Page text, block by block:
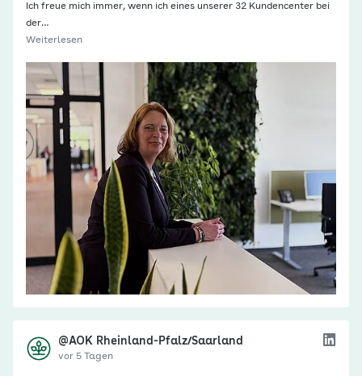
Ich freue mich immer, wenn ich eines unserer 32 Kundencenter bei
der…
Weiterlesen
@AOK Rheinland-Pfalz/Saarland
vor 5 Tagen